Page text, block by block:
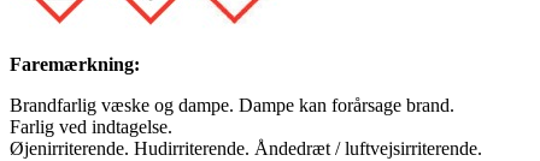
Faremærkning:
Brandfarlig væske og dampe. Dampe kan forårsage brand.
Farlig ved indtagelse.
Øjenirriterende. Hudirriterende. Åndedræt / luftvejsirriterende.